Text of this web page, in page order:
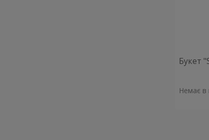
Букет
Немає в